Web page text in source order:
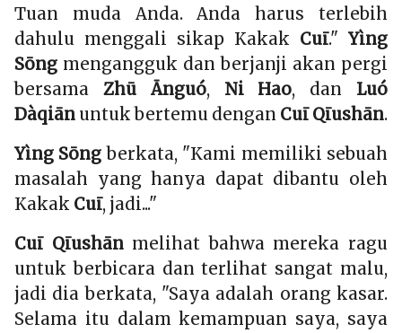
Tuan muda Anda. Anda harus terlebih
dahulu menggali sikap Kakak Cuī." Yìng
Sōng mengangguk dan berjanji akan pergi
bersama Zhū Ānguó, Ni Hao, dan Luó
Dàqiān untuk bertemu dengan Cuī Qīushān.
Yìng Sōng berkata, "Kami memiliki sebuah
masalah yang hanya dapat dibantu oleh
Kakak Cuī, jadi..."
Cuī Qīushānmelihat bahwa mereka ragu
untuk berbicara dan terlihat sangat malu,
jadi dia berkata, "Saya adalah orang kasar.
Selama itu dalam kemampuan saya, saya